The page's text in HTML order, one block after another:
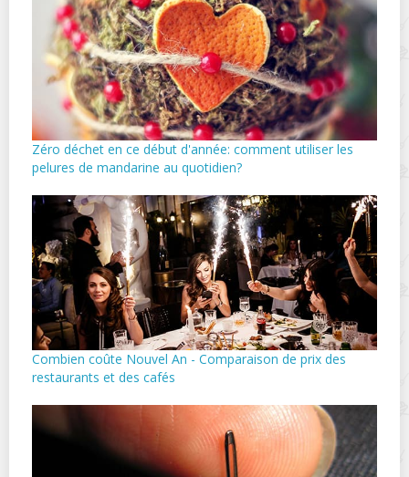
Zéro déchet en ce début d'année: comment utiliser les
pelures de mandarine au quotidien?
Combien coûte Nouvel An - Comparaison de prix des
restaurants et des cafés